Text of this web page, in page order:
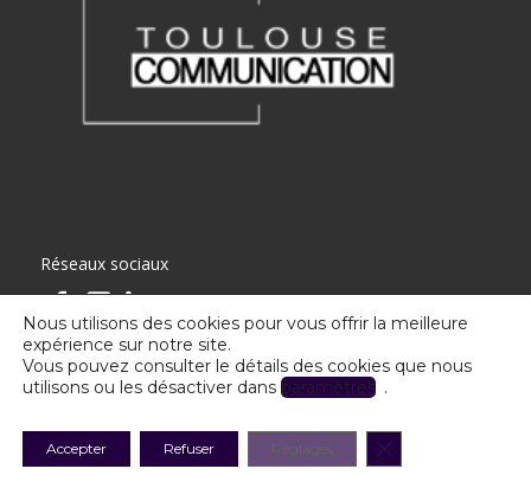
Réseaux sociaux
Nous utilisons des cookies pour vous offrir la meilleure
expérience sur notre site.
Vous pouvez consulter le détails des cookies que nous
utilisons ou les désactiver dans paramètres .
Accepter Refuser